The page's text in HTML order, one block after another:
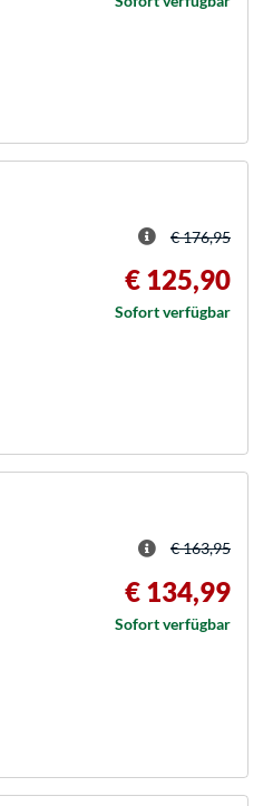
€ 176,95
€ 125,90
Sofort verfügbar
€ 163,95
€ 134,99
Sofort verfügbar